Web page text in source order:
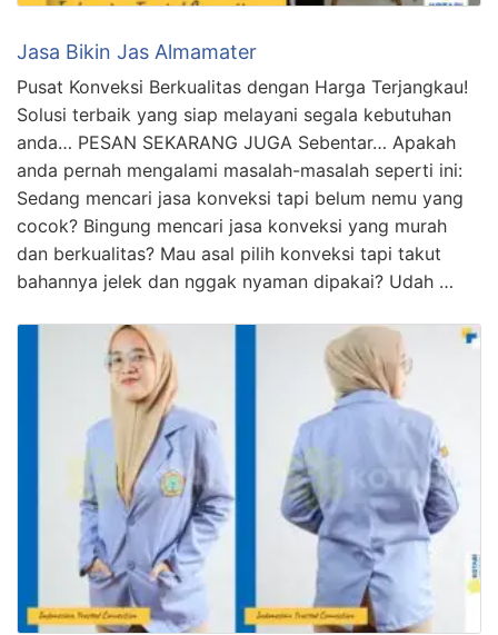
Jasa Bikin Jas Almamater
Pusat Konveksi Berkualitas dengan Harga Terjangkau!
Solusi terbaik yang siap melayani segala kebutuhan
anda… PESAN SEKARANG JUGA Sebentar… Apakah
anda pernah mengalami masalah-masalah seperti ini:
Sedang mencari jasa konveksi tapi belum nemu yang
cocok? Bingung mencari jasa konveksi yang murah
dan berkualitas? Mau asal pilih konveksi tapi takut
bahannya jelek dan nggak nyaman dipakai? Udah …